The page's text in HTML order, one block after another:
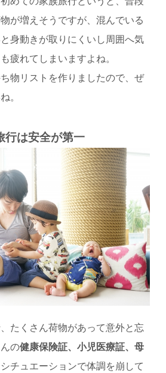
が増えそうですが、混んでいる
身動きが取りにくいし周囲へ気
疲れてしまいますよね。
物リストを作りましたので、ぜ
。
行は安全が第一
たくさん荷物があって意外と忘
の健康保険証、小児医療証、母
チュエーションで体調を崩して